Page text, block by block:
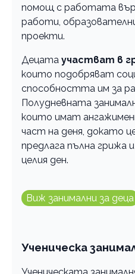
помощ с работата
работи,
проекти.
Децата участват в
които подобряват
способността им за
Полудневната
които имат
част на деня, докато
предлага пълна грижа
целия ден.
Виж занимални за деца
Ученическа
Ученическата